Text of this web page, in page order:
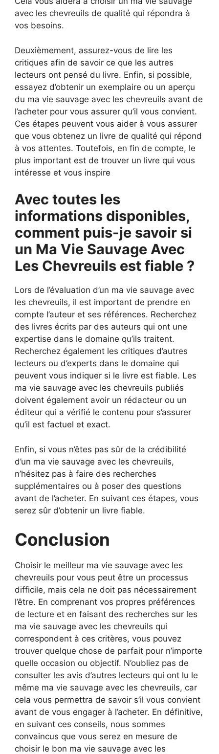
avec les chevreuils de qualité qui répondra à
vos besoins.
Deuxièmement, assurez-vous de lire les
critiques afin de savoir ce que les autres
lecteurs ont pensé du livre. Enfin, si possible,
essayez d’obtenir un exemplaire ou un aperçu
du ma vie sauvage avec les chevreuils avant de
l’acheter pour vous assurer qu’il vous convient.
Ces étapes peuvent vous aider à vous assurer
que vous obtenez un livre de qualité qui répond
à vos attentes. Toutefois, en fin de compte, le
plus important est de trouver un livre qui vous
intéresse et vous inspire
Avec toutes les
informations disponibles,
comment puis-je savoir si
un Ma Vie Sauvage Avec
Les Chevreuils est fiable ?
Lors de l’évaluation d’un ma vie sauvage avec
les chevreuils, il est important de prendre en
compte l’auteur et ses références. Recherchez
des livres écrits par des auteurs qui ont une
expertise dans le domaine qu’ils traitent.
Recherchez également les critiques d’autres
lecteurs ou d’experts dans le domaine qui
peuvent vous indiquer si le livre est fiable. Les
ma vie sauvage avec les chevreuils publiés
doivent également avoir un rédacteur ou un
éditeur qui a vérifié le contenu pour s’assurer
qu’il est factuel et exact.
Enfin, si vous n’êtes pas sûr de la crédibilité
d’un ma vie sauvage avec les chevreuils,
n’hésitez pas à faire des recherches
supplémentaires ou à poser des questions
avant de l’acheter. En suivant ces étapes, vous
serez sûr d’obtenir un livre fiable.
Conclusion
Choisir le meilleur ma vie sauvage avec les
chevreuils pour vous peut être un processus
difficile, mais cela ne doit pas nécessairement
l’être. En comprenant vos propres préférences
de lecture et en faisant des recherches sur les
ma vie sauvage avec les chevreuils qui
correspondent à ces critères, vous pouvez
trouver quelque chose de parfait pour n’importe
quelle occasion ou objectif. N’oubliez pas de
consulter les avis d’autres lecteurs qui ont lu le
même ma vie sauvage avec les chevreuils, car
cela vous permettra de savoir s’il vous convient
avant de vous engager à l’acheter. En définitive,
en suivant ces conseils, nous sommes
convaincus que vous serez en mesure de
choisir le bon ma vie sauvage avec les